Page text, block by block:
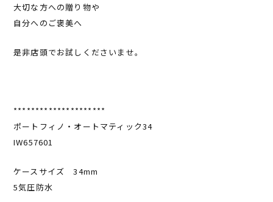
大切な方への贈り物や
自分へのご褒美へ
是非店頭でお試しくださいませ。
*********************
ポートフィノ・オートマティック34
IW657601
ケースサイズ 34mm
5気圧防水